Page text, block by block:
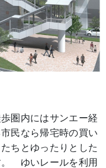
圏内にはサンエー経
民なら帰宅時の買い
ちとゆったりとした
。 ゆいレールを利用